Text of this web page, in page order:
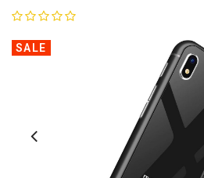
SALE